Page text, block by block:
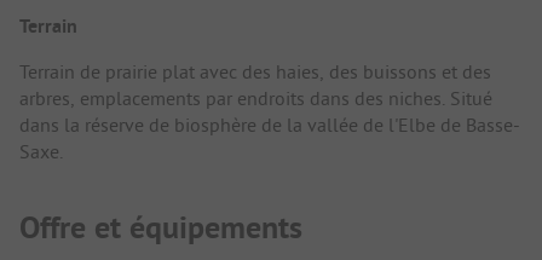
Terrain
Terrain de prairie plat avec des haies, des buissons et des
arbres, emplacements par endroits dans des niches. Situé
dans la réserve de biosphère de la vallée de l'Elbe de Basse-
Saxe.
Offre et équipements